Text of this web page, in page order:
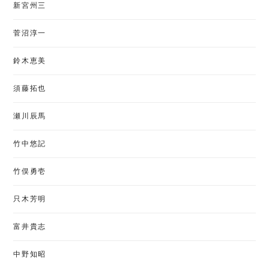
新宮州三
菅沼淳一
鈴木恵美
須藤拓也
瀬川辰馬
竹中悠記
竹俣勇壱
只木芳明
富井貴志
中野知昭